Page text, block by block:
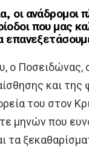
οι ανάδρομοι
που μας
ο
και της
του στον
μηνών που
τα